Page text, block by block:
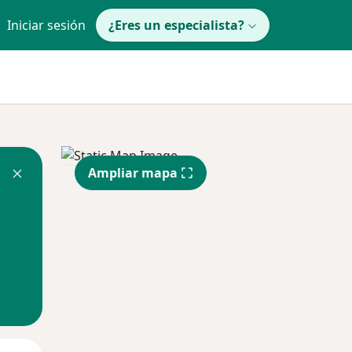
Iniciar sesión ¿Eres un especialista?
Ampliar mapa